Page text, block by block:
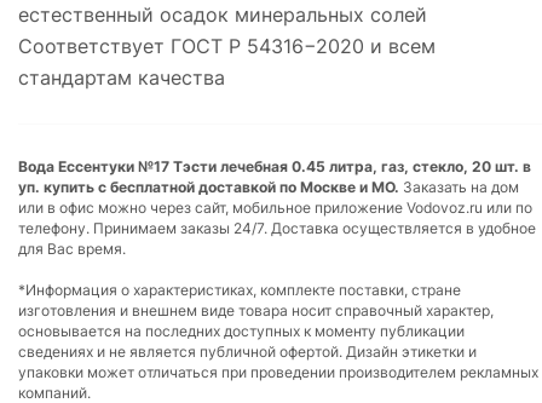
естественный осадок минеральных солей
Соответствует ГОСТ Р 54316−2020 и всем
стандартам качества
Вода Ессентуки №17 Тэсти лечебная 0.45 литра, газ, стекло, 20 шт. в
уп. купить с бесплатной доставкой по Москве и МО. Заказать на дом
или в офис можно через сайт, мобильное приложение Vodovoz.ru или по
телефону. Принимаем заказы 24/7. Доставка осуществляется в удобное
для Вас время.
*Информация о характеристиках, комплекте поставки, стране
изготовления и внешнем виде товара носит справочный характер,
основывается на последних доступных к моменту публикации
сведениях и не является публичной офертой. Дизайн этикетки и
упаковки может отличаться при проведении производителем рекламных
компаний.